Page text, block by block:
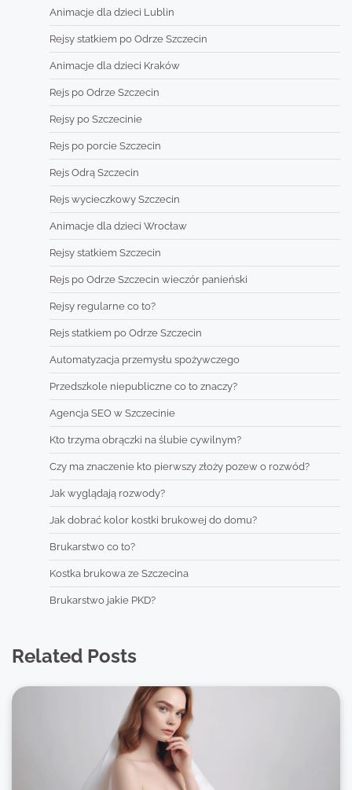
Animacje dla dzieci Lublin
Rejsy statkiem po Odrze Szczecin
Animacje dla dzieci Kraków
Rejs po Odrze Szczecin
Rejsy po Szczecinie
Rejs po porcie Szczecin
Rejs Odrą Szczecin
Rejs wycieczkowy Szczecin
Animacje dla dzieci Wrocław
Rejsy statkiem Szczecin
Rejs po Odrze Szczecin wieczór panieński
Rejsy regularne co to?
Rejs statkiem po Odrze Szczecin
Automatyzacja przemysłu spożywczego
Przedszkole niepubliczne co to znaczy?
Agencja SEO w Szczecinie
Kto trzyma obrączki na ślubie cywilnym?
Czy ma znaczenie kto pierwszy złoży pozew o rozwód?
Jak wyglądają rozwody?
Jak dobrać kolor kostki brukowej do domu?
Brukarstwo co to?
Kostka brukowa ze Szczecina
Brukarstwo jakie PKD?
Related Posts